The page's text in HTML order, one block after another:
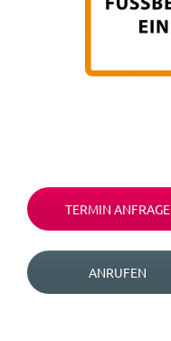
TERMIN ANFRAGE
ANRUFEN